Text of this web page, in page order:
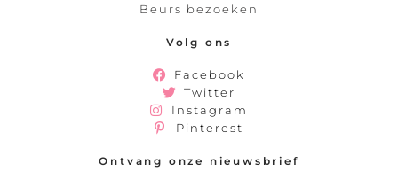
Beurs bezoeken
Volg ons
Facebook
Twitter
Instagram
Pinterest
Ontvang onze nieuwsbrief